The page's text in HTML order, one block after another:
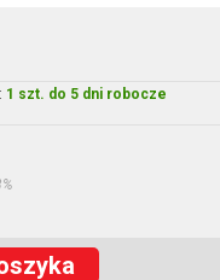
1 szt. do 5 dni robocze